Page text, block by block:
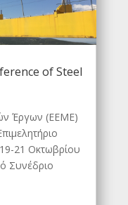
of Steel
Έργων (ΕΕΜΕ)
21 Οκτωβρίου
Συνέδριο